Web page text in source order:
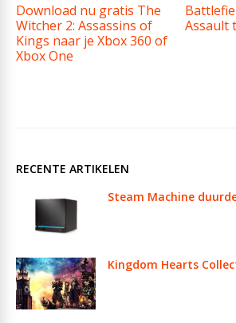
Download nu gratis The
Witcher 2: Assassins of
Kings naar je Xbox 360 of
Xbox One
Assault
RECENTE ARTIKELEN
Steam Machine
Kingdom Hearts